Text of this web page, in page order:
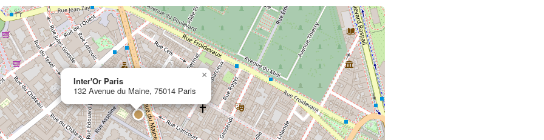
Inter'Or Paris
132 Avenue du Maine, 75014 Paris
×